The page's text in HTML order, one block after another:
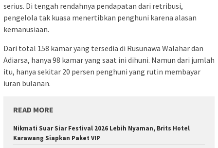
serius. Di tengah rendahnya pendapatan dari retribusi,
pengelola tak kuasa menertibkan penghuni karena alasan
kemanusiaan.
Dari total 158 kamar yang tersedia di Rusunawa Walahar dan
Adiarsa, hanya 98 kamar yang saat ini dihuni. Namun dari jumlah
itu, hanya sekitar 20 persen penghuni yang rutin membayar
iuran bulanan.
READ MORE
Nikmati Suar Siar Festival 2026 Lebih Nyaman, Brits Hotel
Karawang Siapkan Paket VIP